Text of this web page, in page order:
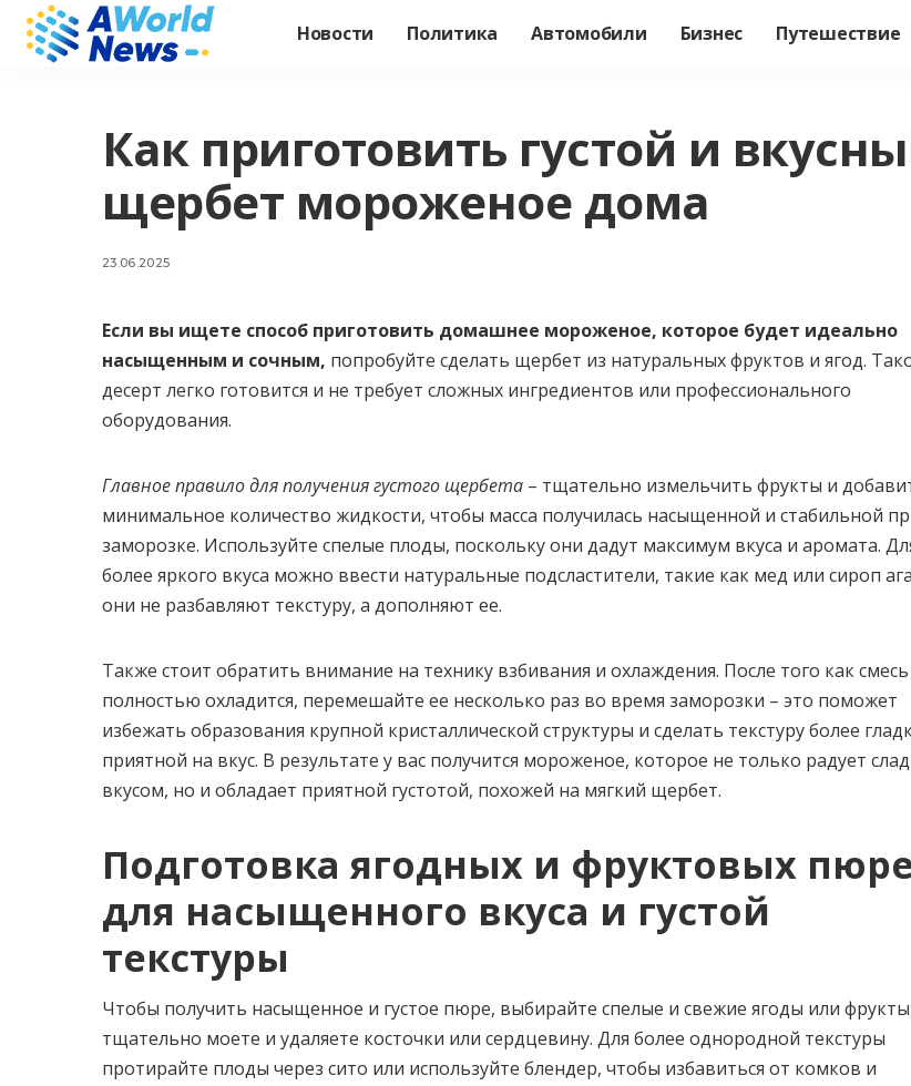
Новости Политика Автомобили Бизнес Путешествие
Как приготовить густой и
щербет мороженое дома
23.06.2025
Если вы ищете способ приготовить домашнее мороженое, которое будет идеально
насыщенным и сочным, попробуйте сделать щербет из натуральных фруктов и ягод.
десерт легко готовится и не требует сложных ингредиентов или профессионального
оборудования.
Главное правило для получения густого щербета – тщательно измельчить фрукты и
минимальное количество жидкости, чтобы масса получилась насыщенной и стабильной
заморозке. Используйте спелые плоды, поскольку они дадут максимум вкуса и аромата.
более яркого вкуса можно ввести натуральные подсластители, такие как мед или сироп
они не разбавляют текстуру, а дополняют ее.
Также стоит обратить внимание на технику взбивания и охлаждения. После того как смесь
полностью охладится, перемешайте ее несколько раз во время заморозки – это поможет
избежать образования крупной кристаллической структуры и сделать текстуру более
приятной на вкус. В результате у вас получится мороженое, которое не только радует
вкусом, но и обладает приятной густотой, похожей на мягкий щербет.
Подготовка ягодных и фруктовых
для насыщенного вкуса и густой
текстуры
Чтобы получить насыщенное и густое пюре, выбирайте спелые и свежие ягоды или
тщательно моете и удаляете косточки или сердцевину. Для более однородной текстуры
протирайте плоды через сито или используйте блендер, чтобы избавиться от комков и